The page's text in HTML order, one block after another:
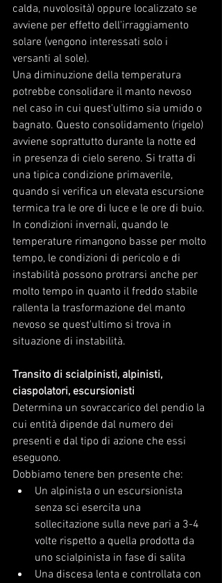
calda, nuvolosità) oppure localizzato se
avviene per effetto dell'irraggiamento
solare (vengono interessati solo i
versanti al sole).
Una diminuzione della temperatura
potrebbe consolidare il manto nevoso
nel caso in cui quest'ultimo sia umido o
bagnato. Questo consolidamento (rigelo)
avviene soprattutto durante la notte ed
in presenza di cielo sereno. Si tratta di
una tipica condizione primaverile,
quando si verifica un elevata escursione
termica tra le ore di luce e le ore di buio.
In condizioni invernali, quando le
temperature rimangono basse per molto
tempo, le condizioni di pericolo e di
instabilità possono protrarsi anche per
molto tempo in quanto il freddo stabile
rallenta la trasformazione del manto
nevoso se quest'ultimo si trova in
situazione di instabilità.
Transito di scialpinisti, alpinisti,
ciaspolatori, escursionisti
Determina un sovraccarico del pendio la
cui entità dipende dal numero dei
presenti e dal tipo di azione che essi
eseguono.
Dobbiamo tenere ben presente che:
Un alpinista o un escursionista
senza sci esercita una
sollecitazione sulla neve pari a 3-4
volte rispetto a quella prodotta da
uno scialpinista in fase di salita
Una discesa lenta e controllata con